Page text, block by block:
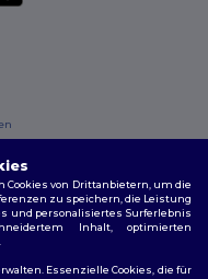
|
| Essen| Dortmund|
Cookies von Drittanbietern, um die
zu speichern, die Leistung
und personalisiertes Surferlebnis
Inhalt, optimierten
Essenzielle Cookies, die für